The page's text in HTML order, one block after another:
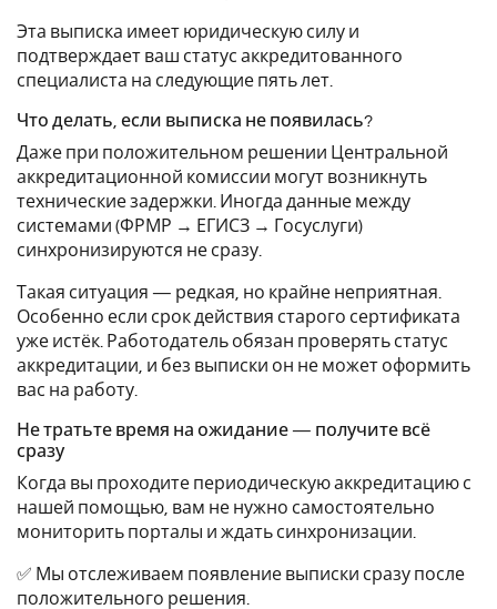
Эта выписка имеет юридическую силу и
подтверждает ваш статус аккредитованного
специалиста на следующие пять лет.
Что делать, если выписка не появилась?
Даже при положительном решении Центральной
аккредитационной комиссии могут возникнуть
технические задержки. Иногда данные между
системами (ФРМР → ЕГИСЗ → Госуслуги)
синхронизируются не сразу.
Такая ситуация — редкая, но крайне неприятная.
Особенно если срок действия старого сертификата
уже истёк. Работодатель обязан проверять статус
аккредитации, и без выписки он не может оформить
вас на работу.
Не тратьте время на ожидание — получите всё
сразу
Когда вы проходите периодическую аккредитацию с
нашей помощью, вам не нужно самостоятельно
мониторить порталы и ждать синхронизации.
✅ Мы отслеживаем появление выписки сразу после
положительного решения.